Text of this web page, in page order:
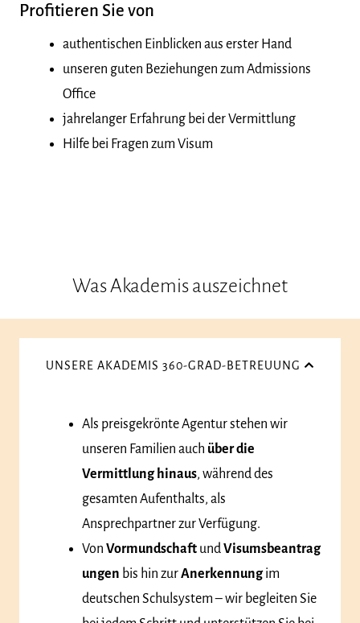
Profitieren Sie von
authentischen Einblicken aus erster Hand
unseren guten Beziehungen zum Admissions
Office
jahrelanger Erfahrung bei der Vermittlung
Hilfe bei Fragen zum Visum
Was Akademis auszeichnet
UNSERE AKADEMIS 360-GRAD-BETREUUNG
Als preisgekrönte Agentur stehen wir
unseren Familien auch über die
Vermittlung hinaus, während des
gesamten Aufenthalts, als
Ansprechpartner zur Verfügung.
Von Vormundschaft undVisumsbeantrag
ungen bis hin zurAnerkennungim
deutschen Schulsystem – wir begleiten Sie